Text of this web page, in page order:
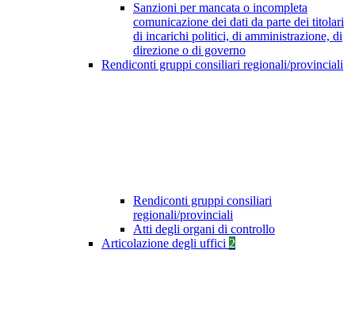
Sanzioni per mancata o incompleta
comunicazione dei dati da parte dei titolari
di incarichi politici, di amministrazione, di
direzione o di governo
Rendiconti gruppi consiliari regionali/provinciali
Rendiconti gruppi consiliari
regionali/provinciali
Atti degli organi di controllo
Articolazione degli uffici 2